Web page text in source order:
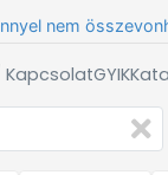
nem
GYIK